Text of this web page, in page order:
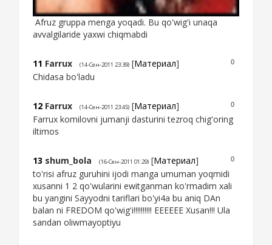
Afruz gruppa menga yoqadi. Bu qo'wig'i unaqa
avvalgilaride yaxwi chiqmabdi
0
11 Farrux (14-Сен-2011 23:39) [Материал]
Chidasa bo'ladu
0
12 Farrux (14-Сен-2011 23:45) [Материал]
Farrux komilovni jumanji dasturini tezroq chig'oring
iltimos
0
13 shum_bola (16-Сен-2011 01:29) [Материал]
to'risi afruz guruhini ijodi manga umuman yoqmidi
xusanni 1 2 qo'wularini ewitganman ko'rmadim xali
bu yangini Sayyodni tariflari bo'yi4a bu aniq DAn
balan ni FREDOM qo'wig'i!!!!!!!!!! EEEEEE Xusan!!! Ula
sandan oliwmayoptiyu